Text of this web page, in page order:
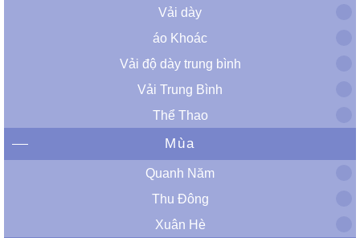
Vải dày
áo Khoác
Vải độ dày trung bình
Vải Trung Bình
Thể Thao
Mùa
Quanh Năm
Thu Đông
Xuân Hè